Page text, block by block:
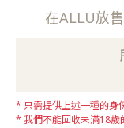
在ALLU放
只需提供上述一種的身
我們不能回收未滿18歲